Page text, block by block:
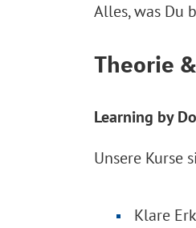
Alles, was Du
Theorie
Learning by
Unsere Kurse
Klare